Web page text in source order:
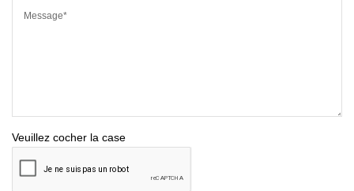
Message*
Veuillez cocher la case